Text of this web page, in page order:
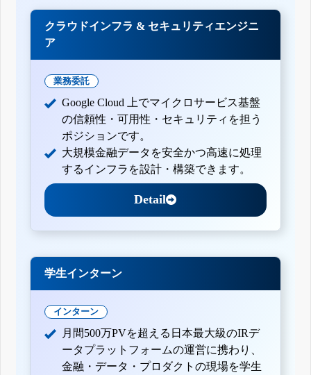
クラウドインフラ & セキュリティエンジニ
ア
業務委託
Google Cloud 上でマイクロサービス基盤
の信頼性・可用性・セキュリティを担う
ポジションです。
大規模金融データを安全かつ高速に処理
するインフラを設計・構築できます。
Detail
学生インターン
インターン
月間500万PVを超える日本最大級のIRデ
ータプラットフォームの運営に携わり、
金融・データ・プロダクトの現場を学生